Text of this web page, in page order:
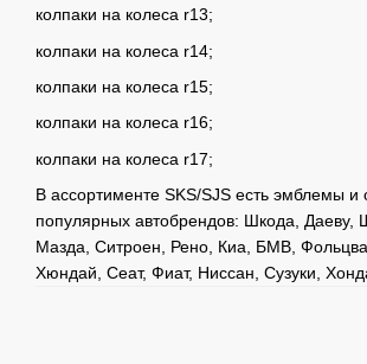
колпаки на колеса r13;
колпаки на колеса r14;
колпаки на колеса r15;
колпаки на колеса r16;
колпаки на колеса r17;
В ассортименте SKS/SJS есть эмблемы
популярных автобрендов: Шкода, Даеву,
Мазда, Ситроен, Рено, Киа, БМВ,
Хюндай, Сеат, Фиат, Ниссан, Сузуки,